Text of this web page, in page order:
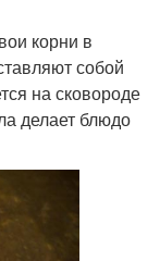
корни в
собой
на сковороде
делает блюдо